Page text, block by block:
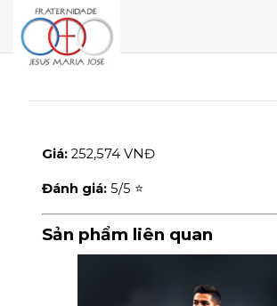
Giá: 252,574 VNĐ
Đánh giá: 5/5 ⭐
Sản phẩm liên quan